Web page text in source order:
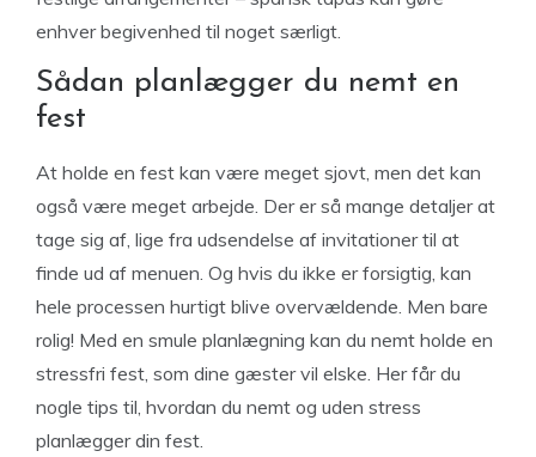
enhver begivenhed til noget særligt.
Sådan planlægger du nemt en
fest
At holde en fest kan være meget sjovt, men det kan
også være meget arbejde. Der er så mange detaljer at
tage sig af, lige fra udsendelse af invitationer til at
finde ud af menuen. Og hvis du ikke er forsigtig, kan
hele processen hurtigt blive overvældende. Men bare
rolig! Med en smule planlægning kan du nemt holde en
stressfri fest, som dine gæster vil elske. Her får du
nogle tips til, hvordan du nemt og uden stress
planlægger din fest.